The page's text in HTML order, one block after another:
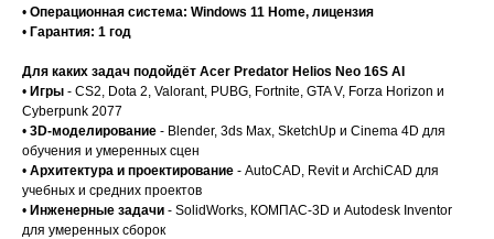
• Операционная система: Windows 11 Home, лицензия
• Гарантия: 1 год
Для каких задач подойдёт Acer Predator Helios Neo 16S AI
• Игры - CS2, Dota 2, Valorant, PUBG, Fortnite, GTA V, Forza Horizon и
Cyberpunk 2077
• 3D-моделирование - Blender, 3ds Max, SketchUp и Cinema 4D для
обучения и умеренных сцен
• Архитектура и проектирование - AutoCAD, Revit и ArchiCAD для
учебных и средних проектов
• Инженерные задачи - SolidWorks, КОМПАС-3D и Autodesk Inventor
для умеренных сборок